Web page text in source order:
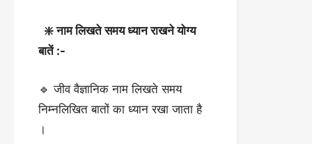
❇️ नाम लिखते समय ध्यान राखने योग्य
बातें :-
🔹 जीव वैज्ञानिक नाम लिखते समय
निम्नलिखित बातों का ध्यान रखा जाता है
।